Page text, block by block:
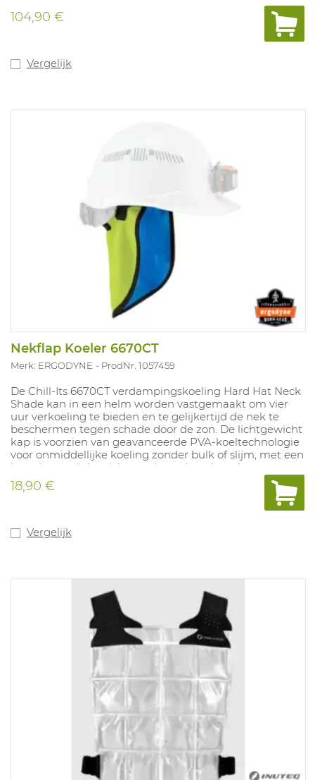
104,90 €
Vergelijk
Nekflap Koeler 6670CT
Merk: ERGODYNE ProdNr. 1057459
De Chill-Its 6670CT verdampingskoeling Hard Hat Neck
Shade kan in een helm worden vastgemaakt om vier
uur verkoeling te bieden en te gelijkertijd de nek te
beschermen tegen schade door de zon. De lichtgewicht
kap is voorzien van geavanceerde PVA-koeltechnologie
voor onmiddellijke koeling zonder bulk of slijm, met een
breed paneel dat zich naar beneden uitstrekt voor
volledige bedekking van de a chterkant van de nek.
Deze helm-nekkap past op de meeste
bevestigd met twee klittenbandriemen.
18,90 €
Vergelijk